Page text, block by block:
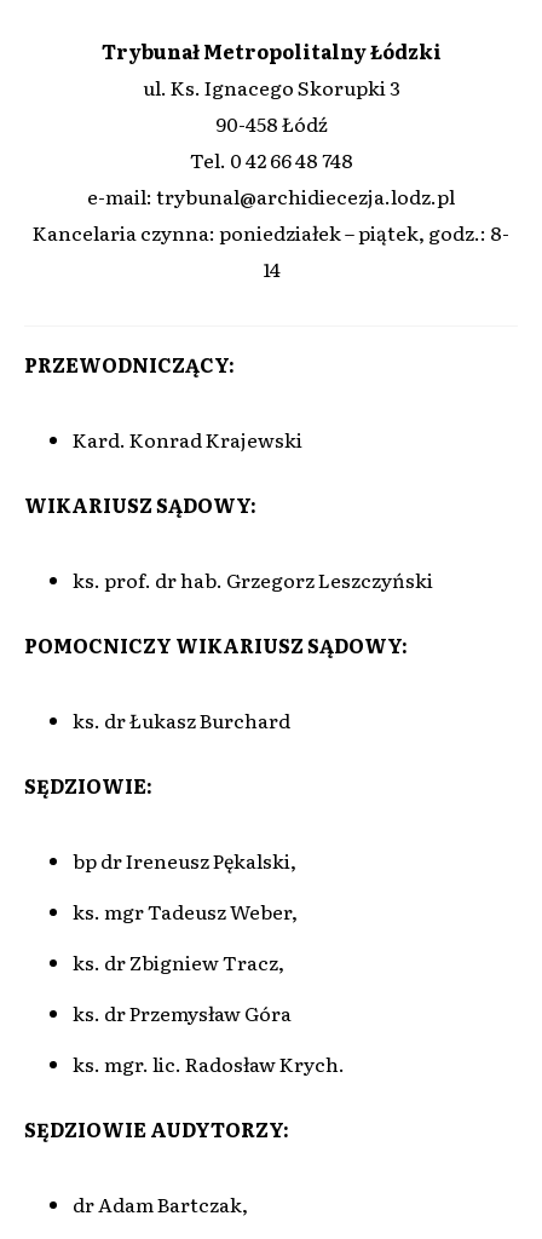
Trybunał Metropolitalny Łódzki
ul. Ks. Ignacego Skorupki 3
90-458 Łódź
Tel. 0 42 66 48 748
e-mail: trybunal@archidiecezja.lodz.pl
Kancelaria czynna: poniedziałek – piątek, godz.: 8-
14
PRZEWODNICZĄCY:
Kard. Konrad Krajewski
WIKARIUSZ SĄDOWY:
ks. prof. dr hab. Grzegorz Leszczyński
POMOCNICZY WIKARIUSZ SĄDOWY:
ks. dr Łukasz Burchard
SĘDZIOWIE:
bp dr Ireneusz Pękalski,
ks. mgr Tadeusz Weber,
ks. dr Zbigniew Tracz,
ks. dr Przemysław Góra
ks. mgr. lic. Radosław Krych.
SĘDZIOWIE AUDYTORZY:
dr Adam Bartczak,